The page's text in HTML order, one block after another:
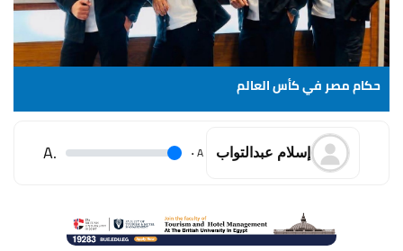
حكام مصر في كأس العالم
إسلام عبدالتواب A
.
.A